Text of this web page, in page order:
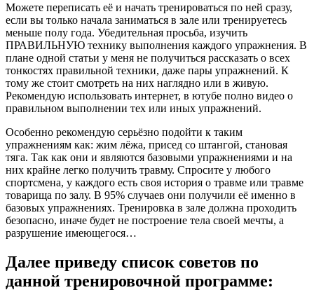
Можете переписать её и начать тренироваться по ней сразу,
если вы только начала заниматься в зале или тренируетесь
меньше полу года. Убедительная просьба, изучить
ПРАВИЛЬНУЮ технику выполнения каждого упражнения. В
плане одной статьи у меня не получиться рассказать о всех
тонкостях правильной техники, даже пары упражнений. К
тому же стоит смотреть на них наглядно или в живую.
Рекомендую использовать интернет, в ютубе полно видео о
правильном выполнении тех или иных упражнений.
Особенно рекомендую серьёзно подойти к таким
упражнениям как: жим лёжа, присед со штангой, становая
тяга. Так как они и являются базовыми упражнениями и на
них крайне легко получить травму. Спросите у любого
спортсмена, у каждого есть своя история о травме или травме
товарища по залу. В 95% случаев они получили её именно в
базовых упражнениях. Тренировка в зале должна проходить
безопасно, иначе будет не построение тела своей мечты, а
разрушение имеющегося…
Далее приведу список советов по
данной тренировочной программе: